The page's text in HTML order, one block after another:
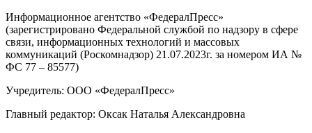
Информационное агентство «ФедералПресс»
(зарегистрировано Федеральной службой по надзору в сфере
связи, информационных технологий и массовых
коммуникаций (Роскомнадзор) 21.07.2023г. за номером ИА №
ФС 77 – 85577)
Учредитель: ООО «ФедералПресс»
Главный редактор: Оксак Наталья Александровна